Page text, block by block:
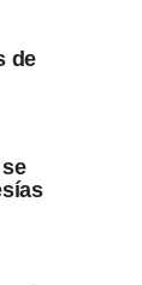
de